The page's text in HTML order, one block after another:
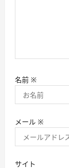
名前 ※
メール ※
サイト